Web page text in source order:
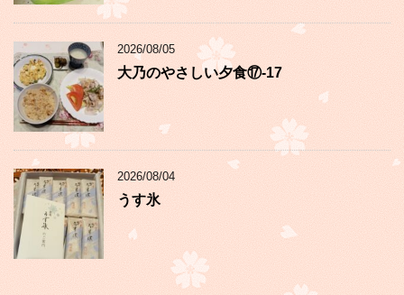
2026/08/05
大乃のやさしい夕食⑰-17
2026/08/04
うす氷